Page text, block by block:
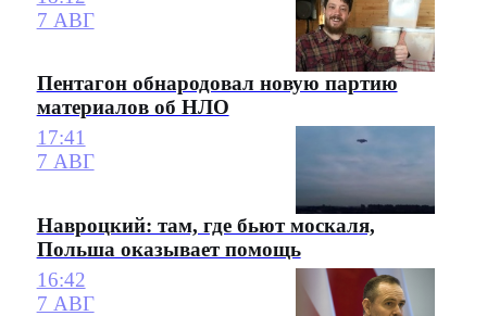
7 АВГ
Пентагон обнародовал новую партию
материалов об НЛО
17:41
7 АВГ
Навроцкий: там, где бьют москаля,
Польша оказывает помощь
16:42
7 АВГ